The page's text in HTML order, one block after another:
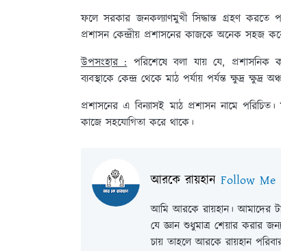
ফলে সরকার জনকল্যাণমুখী সিদ্ধান্ত গ্রহণ
প্রশাসন কেন্দ্রীয় প্রশাসনের কাজকে অনেক সহজ
উপসংহার :পরিশেষে বলা যায় যে, প্রশাসনিক
ব্যবস্থাকে কেন্দ্র থেকে মাঠ পর্যায় পর্যন্ত ক্ষুদ্র ক্ষুদ্র
প্রশাসনের এ বিন্যাসই মাঠ প্রশাসন নামে
কাজে সহযোগিতা করে থাকে।
আরকে রায়হান Follow Me
আমি আরকে রায়হান। আমাদের
যে জ্ঞান শুধুমাত্র শেয়ার করার
চায় তাহলে আরকে রায়হান